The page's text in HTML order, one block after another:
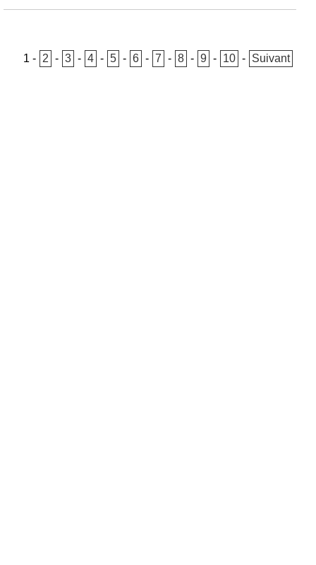
1 - 2 - 3 - 4 - 5 - 6 - 7 - 8 - 9 - 10 - Suivant